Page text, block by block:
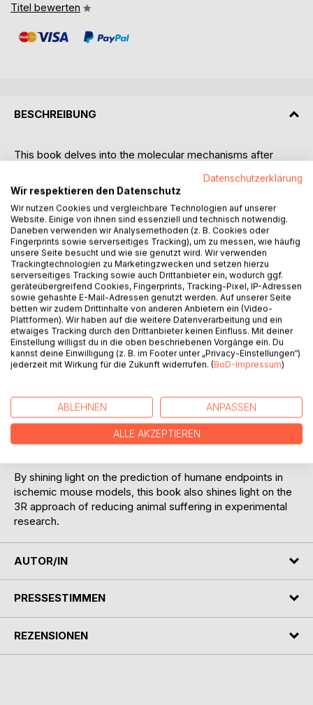
Titel bewerten
BESCHREIBUNG
This book delves into the molecular mechanisms after
ameliorating the recovery phase. It provides insights into
post-ischemic recovery processes and illustrates novel
findings of targets for therapeutic interventions for brain
ischemia.
Focus topics are microenvironmental changes mediated by
the molecules interleukin 6 (IL-6) and SorCS2 in murine
models of ischemia. One particular focus of the book is the
evaluation of the effect of the inflammatory cytokine IL-6
on the brain parenchyma in carotid stenosis, a chronic form
of brain ischemia. IL-6 plays an ambivalent role in the
hypoperfused brain. The study in this book shows that on a
network and molecular level, IL-6 can mediate potentially
beneficial changes and provides potential therapeutic
In a second study, the role of SorCS2 in stroke is analyzed,
providing new insights into the role of this sorting protein in
stroke recovery.
By shining light on the prediction of humane endpoints in
ischemic mouse models, this book also shines light on the
3R approach of reducing animal suffering in experimental
research.
AUTOR/IN
PRESSESTIMMEN
REZENSIONEN
Datenschutzerklärung
Wir respektieren den Datenschutz
Wir nutzen Cookies und vergleichbare Technologien auf unserer
Website. Einige von ihnen sind essenziell und technisch notwendig.
Daneben verwenden wir Analysemethoden (z. B. Cookies oder
Fingerprints sowie serverseitiges Tracking), um zu messen, wie häufig
unsere Seite besucht und wie sie genutzt wird. Wir verwenden
Trackingtechnologien zu Marketingzwecken und setzen hierzu
serverseitiges Tracking sowie auch Drittanbieter ein, wodurch ggf.
geräteübergreifend Cookies, Fingerprints, Tracking-Pixel, IP-Adressen
sowie gehashte E-Mail-Adressen genutzt werden. Auf unserer Seite
betten wir zudem Drittinhalte von anderen Anbietern ein (Video-
Plattformen). Wir haben auf die weitere Datenverarbeitung und ein
etwaiges Tracking durch den Drittanbieter keinen Einfluss. Mit deiner
Einstellung willigst du in die oben beschriebenen Vorgänge ein. Du
kannst deine Einwilligung (z. B. im Footer unter „Privacy-Einstellungen“)
jederzeit mit Wirkung für die Zukunft widerrufen. (BoD-Impressum)
ABLEHNEN ANPASSEN
ALLE AKZEPTIEREN